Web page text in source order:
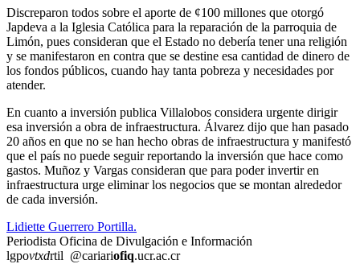
Discreparon todos sobre el aporte de ¢100 millones que otorgó
Japdeva a la Iglesia Católica para la reparación de la parroquia de
Limón, pues consideran que el Estado no debería tener una religión
y se manifestaron en contra que se destine esa cantidad de dinero de
los fondos públicos, cuando hay tanta pobreza y necesidades por
atender.
En cuanto a inversión publica Villalobos considera urgente dirigir
esa inversión a obra de infraestructura. Álvarez dijo que han pasado
20 años en que no se han hecho obras de infraestructura y manifestó
que el país no puede seguir reportando la inversión que hace como
gastos. Muñoz y Vargas consideran que para poder invertir en
infraestructura urge eliminar los negocios que se montan alrededor
de cada inversión.
Lidiette Guerrero Portilla.
Periodista Oficina de Divulgación e Información
lgpovtxdrtil @cariariofiq.ucr.ac.cr